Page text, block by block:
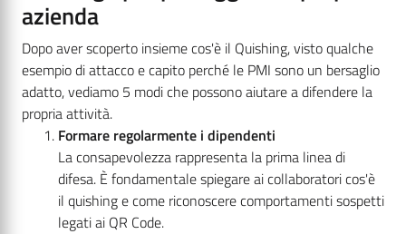
azienda
Dopo aver scoperto insieme cos'è il Quishing, visto qualche
esempio di attacco e capito perché le PMI sono un bersaglio
adatto, vediamo 5 modi che possono aiutare a difendere la
propria attività.
Formare regolarmente i dipendenti
La consapevolezza rappresenta la prima linea di
difesa. È fondamentale spiegare ai collaboratori cos'è
il quishing e come riconoscere comportamenti sospetti
legati ai QR Code.